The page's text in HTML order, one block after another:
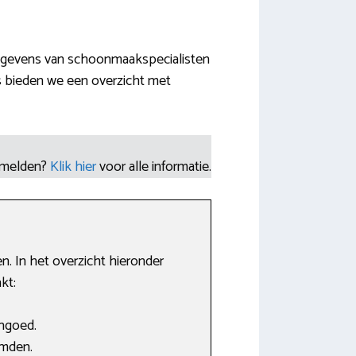
van schoonmaakspecialisten
bieden we een overzicht met
Klik hiervoor alle informatie.
In het overzicht hieronder